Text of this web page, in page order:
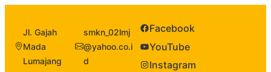
Jl. Gajah
Mada
Lumajang
smkn_02lmj
@yahoo.co.i
d
Facebook
YouTube
Instagram